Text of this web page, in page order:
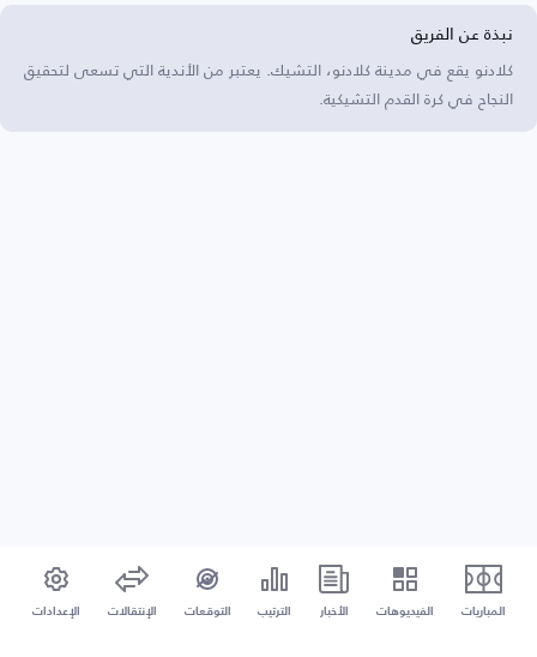
نبذة عن الفريق
كلادنو يقع في مدينة كلادنو، التشيك. يعتبر من الأندية التي تسعى لتحقيق
النجاح في كرة القدم التشيكية.
المباريات الفيديوهات الأخبار الترتيب التوقعات الإنتقالات الإعدادات